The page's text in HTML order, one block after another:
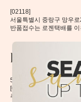
[02118]
서울특별시 중랑구 망우
반품접수는 로젠택배를
56, Mangu-ro,
[02496] 서울시 동대문구
주식회사 이앤제이디자인